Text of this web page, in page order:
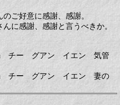
ご好意に感謝、感謝。
に感謝、感謝と言うべきか。
ー グアン イエン 気管
ー グアン イエン 妻の